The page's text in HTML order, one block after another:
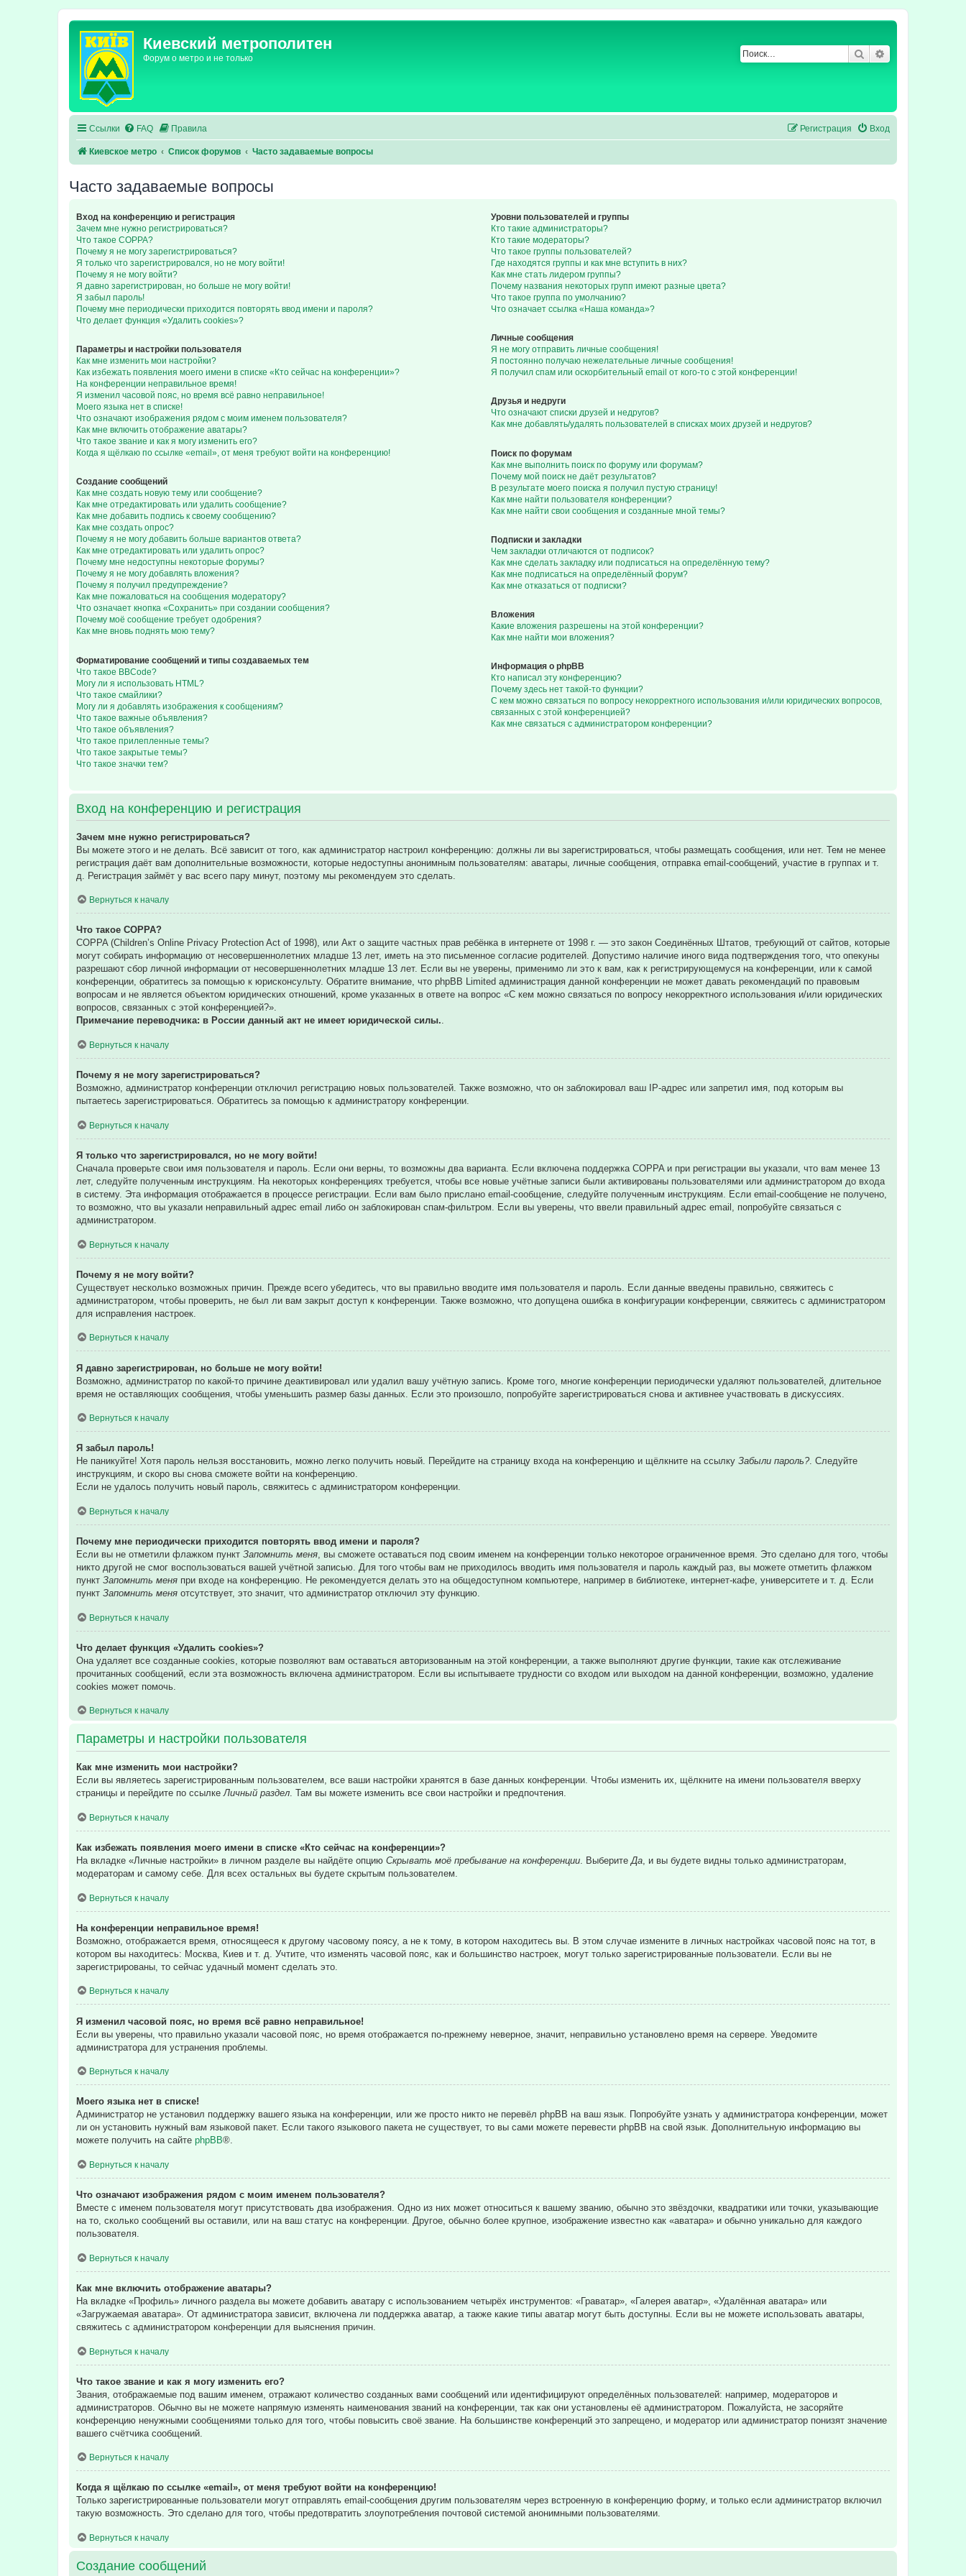
Киевский метрополитен
Форум о метро и не только Поиск
Ссылки FAQ Правила Вход
Регистрация
Киевское метро Список форумов Часто задаваемые вопросы
Часто задаваемые вопросы
Вход на конференцию и регистрация
Зачем мне нужно регистрироваться?
Что такое COPPA?
Почему я не могу зарегистрироваться?
Я только что зарегистрировался, но не могу войти!
Почему я не могу войти?
Я давно зарегистрирован, но больше не могу войти!
Я забыл пароль!
Почему мне периодически приходится повторять ввод имени и пароля?
Что делает функция «Удалить cookies»?
Параметры и настройки пользователя
Как мне изменить мои настройки?
Как избежать появления моего имени в списке «Кто сейчас на конференции»?
На конференции неправильное время!
Я изменил часовой пояс, но время всё равно неправильное!
Моего языка нет в списке!
Что означают изображения рядом с моим именем пользователя?
Как мне включить отображение аватары?
Что такое звание и как я могу изменить его?
Когда я щёлкаю по ссылке «email», от меня требуют войти на конференцию!
Создание сообщений
Как мне создать новую тему или сообщение?
Как мне отредактировать или удалить сообщение?
Как мне добавить подпись к своему сообщению?
Как мне создать опрос?
Почему я не могу добавить больше вариантов ответа?
Как мне отредактировать или удалить опрос?
Почему мне недоступны некоторые форумы?
Почему я не могу добавлять вложения?
Почему я получил предупреждение?
Как мне пожаловаться на сообщения модератору?
Что означает кнопка «Сохранить» при создании сообщения?
Почему моё сообщение требует одобрения?
Как мне вновь поднять мою тему?
Форматирование сообщений и типы создаваемых тем
Что такое BBCode?
Могу ли я использовать HTML?
Что такое смайлики?
Могу ли я добавлять изображения к сообщениям?
Что такое важные объявления?
Что такое объявления?
Что такое прилепленные темы?
Что такое закрытые темы?
Что такое значки тем?
Уровни пользователей и группы
Кто такие администраторы?
Кто такие модераторы?
Что такое группы пользователей?
Где находятся группы и как мне вступить в них?
Как мне стать лидером группы?
Почему названия некоторых групп имеют разные цвета?
Что такое группа по умолчанию?
Что означает ссылка «Наша команда»?
Личные сообщения
Я не могу отправить личные сообщения!
Я постоянно получаю нежелательные личные сообщения!
Я получил спам или оскорбительный email от кого-то с этой конференции!
Друзья и недруги
Что означают списки друзей и недругов?
Как мне добавлять/удалять пользователей в списках моих друзей и недругов?
Поиск по форумам
Как мне выполнить поиск по форуму или форумам?
Почему мой поиск не даёт результатов?
В результате моего поиска я получил пустую страницу!
Как мне найти пользователя конференции?
Как мне найти свои сообщения и созданные мной темы?
Подписки и закладки
Чем закладки отличаются от подписок?
Как мне сделать закладку или подписаться на определённую тему?
Как мне подписаться на определённый форум?
Как мне отказаться от подписки?
Вложения
Какие вложения разрешены на этой конференции?
Как мне найти мои вложения?
Информация о phpBB
Кто написал эту конференцию?
Почему здесь нет такой-то функции?
С кем можно связаться по вопросу некорректного использования и/или юридических вопросов,
связанных с этой конференцией?
Как мне связаться с администратором конференции?
Вход на конференцию и регистрация
Зачем мне нужно регистрироваться?
Вы можете этого и не делать. Всё зависит от того, как администратор настроил конференцию: должны ли вы зарегистрироваться, чтобы размещать сообщения, или нет. Тем не менее
регистрация даёт вам дополнительные возможности, которые недоступны анонимным пользователям: аватары, личные сообщения, отправка email-сообщений, участие в группах и т.
д. Регистрация займёт у вас всего пару минут, поэтому мы рекомендуем это сделать.
Вернуться к началу
Что такое COPPA?
COPPA (Children’s Online Privacy Protection Act of 1998), или Акт о защите частных прав ребёнка в интернете от 1998 г. — это закон Соединённых Штатов, требующий от сайтов, которые
могут собирать информацию от несовершеннолетних младше 13 лет, иметь на это письменное согласие родителей. Допустимо наличие иного вида подтверждения того, что опекуны
разрешают сбор личной информации от несовершеннолетних младше 13 лет. Если вы не уверены, применимо ли это к вам, как к регистрирующемуся на конференции, или к самой
конференции, обратитесь за помощью к юрисконсульту. Обратите внимание, что phpBB Limited администрация данной конференции не может давать рекомендаций по правовым
вопросам и не является объектом юридических отношений, кроме указанных в ответе на вопрос «С кем можно связаться по вопросу некорректного использования и/или юридических
вопросов, связанных с этой конференцией?».
Примечание переводчика: в России данный акт не имеет юридической силы..
Вернуться к началу
Почему я не могу зарегистрироваться?
Возможно, администратор конференции отключил регистрацию новых пользователей. Также возможно, что он заблокировал ваш IP-адрес или запретил имя, под которым вы
пытаетесь зарегистрироваться. Обратитесь за помощью к администратору конференции.
Вернуться к началу
Я только что зарегистрировался, но не могу войти!
Сначала проверьте свои имя пользователя и пароль. Если они верны, то возможны два варианта. Если включена поддержка COPPA и при регистрации вы указали, что вам менее 13
лет, следуйте полученным инструкциям. На некоторых конференциях требуется, чтобы все новые учётные записи были активированы пользователями или администратором до входа
в систему. Эта информация отображается в процессе регистрации. Если вам было прислано email-сообщение, следуйте полученным инструкциям. Если email-сообщение не получено,
то возможно, что вы указали неправильный адрес email либо он заблокирован спам-фильтром. Если вы уверены, что ввели правильный адрес email, попробуйте связаться с
администратором.
Вернуться к началу
Почему я не могу войти?
Существует несколько возможных причин. Прежде всего убедитесь, что вы правильно вводите имя пользователя и пароль. Если данные введены правильно, свяжитесь с
администратором, чтобы проверить, не был ли вам закрыт доступ к конференции. Также возможно, что допущена ошибка в конфигурации конференции, свяжитесь с администратором
для исправления настроек.
Вернуться к началу
Я давно зарегистрирован, но больше не могу войти!
Возможно, администратор по какой-то причине деактивировал или удалил вашу учётную запись. Кроме того, многие конференции периодически удаляют пользователей, длительное
время не оставляющих сообщения, чтобы уменьшить размер базы данных. Если это произошло, попробуйте зарегистрироваться снова и активнее участвовать в дискуссиях.
Вернуться к началу
Я забыл пароль!
Не паникуйте! Хотя пароль нельзя восстановить, можно легко получить новый. Перейдите на страницу входа на конференцию и щёлкните на ссылку Забыли пароль?. Следуйте
инструкциям, и скоро вы снова сможете войти на конференцию.
Если не удалось получить новый пароль, свяжитесь с администратором конференции.
Вернуться к началу
Почему мне периодически приходится повторять ввод имени и пароля?
Если вы не отметили флажком пункт Запомнить меня, вы сможете оставаться под своим именем на конференции только некоторое ограниченное время. Это сделано для того, чтобы
никто другой не смог воспользоваться вашей учётной записью. Для того чтобы вам не приходилось вводить имя пользователя и пароль каждый раз, вы можете отметить флажком
пункт Запомнить меня при входе на конференцию. Не рекомендуется делать это на общедоступном компьютере, например в библиотеке, интернет-кафе, университете и т. д. Если
пункт Запомнить меня отсутствует, это значит, что администратор отключил эту функцию.
Вернуться к началу
Что делает функция «Удалить cookies»?
Она удаляет все созданные cookies, которые позволяют вам оставаться авторизованным на этой конференции, а также выполняют другие функции, такие как отслеживание
прочитанных сообщений, если эта возможность включена администратором. Если вы испытываете трудности со входом или выходом на данной конференции, возможно, удаление
cookies может помочь.
Вернуться к началу
Параметры и настройки пользователя
Как мне изменить мои настройки?
Если вы являетесь зарегистрированным пользователем, все ваши настройки хранятся в базе данных конференции. Чтобы изменить их, щёлкните на имени пользователя вверху
страницы и перейдите по ссылкеЛичный раздел. Там вы можете изменить все свои настройки и предпочтения.
Вернуться к началу
Как избежать появления моего имени в списке «Кто сейчас на конференции»?
На вкладке «Личные настройки» в личном разделе вы найдёте опцию Скрывать моё пребывание на конференции. ВыберитеДа, и вы будете видны только администраторам,
модераторам и самому себе. Для всех остальных вы будете скрытым пользователем.
Вернуться к началу
На конференции неправильное время!
Возможно, отображается время, относящееся к другому часовому поясу, а не к тому, в котором находитесь вы. В этом случае измените в личных настройках часовой пояс на тот, в
котором вы находитесь: Москва, Киев и т. д. Учтите, что изменять часовой пояс, как и большинство настроек, могут только зарегистрированные пользователи. Если вы не
зарегистрированы, то сейчас удачный момент сделать это.
Вернуться к началу
Я изменил часовой пояс, но время всё равно неправильное!
Если вы уверены, что правильно указали часовой пояс, но время отображается по-прежнему неверное, значит, неправильно установлено время на сервере. Уведомите
администратора для устранения проблемы.
Вернуться к началу
Моего языка нет в списке!
Администратор не установил поддержку вашего языка на конференции, или же просто никто не перевёл phpBB на ваш язык. Попробуйте узнать у администратора конференции, может
ли он установить нужный вам языковой пакет. Если такого языкового пакета не существует, то вы сами можете перевести phpBB на свой язык. Дополнительную информацию вы
можете получить на сайте phpBB®.
Вернуться к началу
Что означают изображения рядом с моим именем пользователя?
Вместе с именем пользователя могут присутствовать два изображения. Одно из них может относиться к вашему званию, обычно это звёздочки, квадратики или точки, указывающие
на то, сколько сообщений вы оставили, или на ваш статус на конференции. Другое, обычно более крупное, изображение известно как «аватара» и обычно уникально для каждого
пользователя.
Вернуться к началу
Как мне включить отображение аватары?
На вкладке «Профиль» личного раздела вы можете добавить аватару с использованием четырёх инструментов: «Граватар», «Галерея аватар», «Удалённая аватара» или
«Загружаемая аватара». От администратора зависит, включена ли поддержка аватар, а также какие типы аватар могут быть доступны. Если вы не можете использовать аватары,
свяжитесь с администратором конференции для выяснения причин.
Вернуться к началу
Что такое звание и как я могу изменить его?
Звания, отображаемые под вашим именем, отражают количество созданных вами сообщений или идентифицируют определённых пользователей: например, модераторов и
администраторов. Обычно вы не можете напрямую изменять наименования званий на конференции, так как они установлены её администратором. Пожалуйста, не засоряйте
конференцию ненужными сообщениями только для того, чтобы повысить своё звание. На большинстве конференций это запрещено, и модератор или администратор понизят значение
вашего счётчика сообщений.
Вернуться к началу
Когда я щёлкаю по ссылке «email», от меня требуют войти на конференцию!
Только зарегистрированные пользователи могут отправлять email-сообщения другим пользователям через встроенную в конференцию форму, и только если администратор включил
такую возможность. Это сделано для того, чтобы предотвратить злоупотребления почтовой системой анонимными пользователями.
Вернуться к началу
Создание сообщений